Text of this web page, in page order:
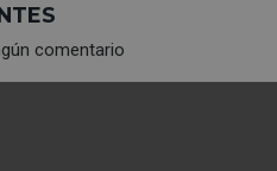
comentario